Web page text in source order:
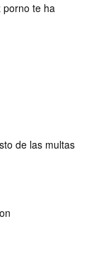
porno te ha
de las multas